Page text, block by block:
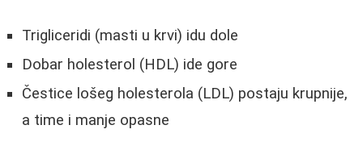
Trigliceridi (masti u krvi) idu dole
Dobar holesterol (HDL) ide gore
Čestice lošeg holesterola (LDL) postaju krupnije,
a time i manje opasne